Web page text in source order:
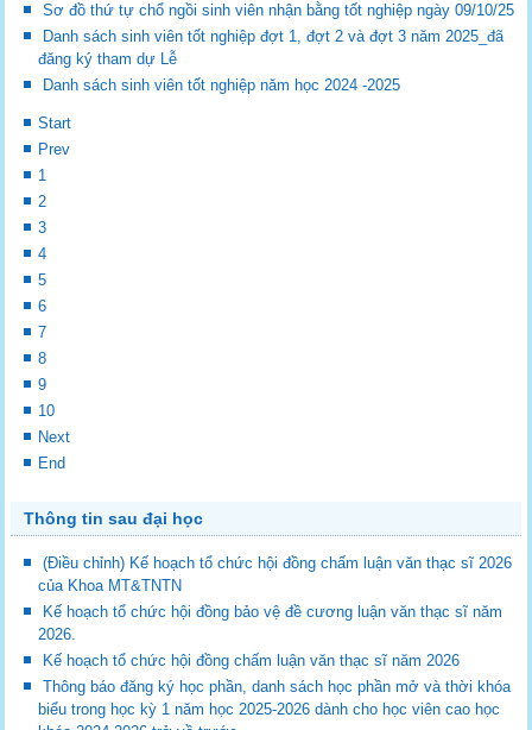
Sơ đồ thứ tự chổ ngồi sinh viên nhận bằng tốt nghiệp ngày 09/10/25
Danh sách sinh viên tốt nghiệp đợt 1, đợt 2 và đợt 3 năm 2025_đã
đăng ký tham dự Lễ
Danh sách sinh viên tốt nghiệp năm học 2024 -2025
Start
Prev
1
2
3
4
5
6
7
8
9
10
Next
End
Thông tin sau đại học
(Điều chỉnh) Kế hoạch tổ chức hội đồng chấm luận văn thạc sĩ 2026
của Khoa MT&TNTN
Kế hoạch tổ chức hội đồng bảo vệ đề cương luận văn thạc sĩ năm
2026.
Kế hoạch tổ chức hội đồng chấm luận văn thạc sĩ năm 2026
Thông báo đăng ký học phần, danh sách học phần mở và thời khóa
biểu trong học kỳ 1 năm học 2025-2026 dành cho học viên cao học